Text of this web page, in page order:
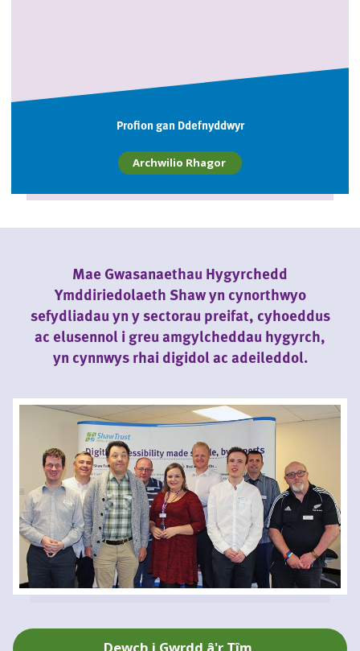
Profion gan Ddefnyddwyr
Archwilio Rhagor
Mae Gwasanaethau Hygyrchedd
Ymddiriedolaeth Shaw yn cynorthwyo
sefydliadau yn y sectorau preifat, cyhoeddus
ac elusennol i greu amgylcheddau hygyrch,
yn cynnwys rhai digidol ac adeileddol.